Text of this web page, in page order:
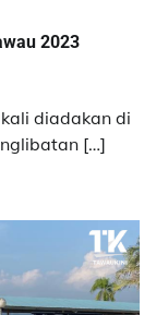
2023
diadakan di
[…]